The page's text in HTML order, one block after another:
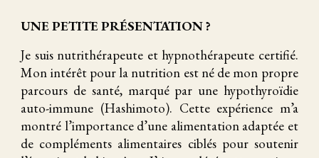
UNE PETITE PRÉSENTATION ?
Je suis nutrithérapeute et hypnothérapeute certifié.
Mon intérêt pour la nutrition est né de mon propre
parcours de santé, marqué par une hypothyroïdie
auto-immune (Hashimoto). Cette expérience m’a
montré l’importance d’une alimentation adaptée et
de compléments alimentaires ciblés pour soutenir